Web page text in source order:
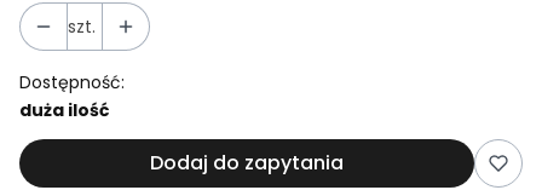
szt.
Dostępność:
duża ilość
Dodaj do zapytania